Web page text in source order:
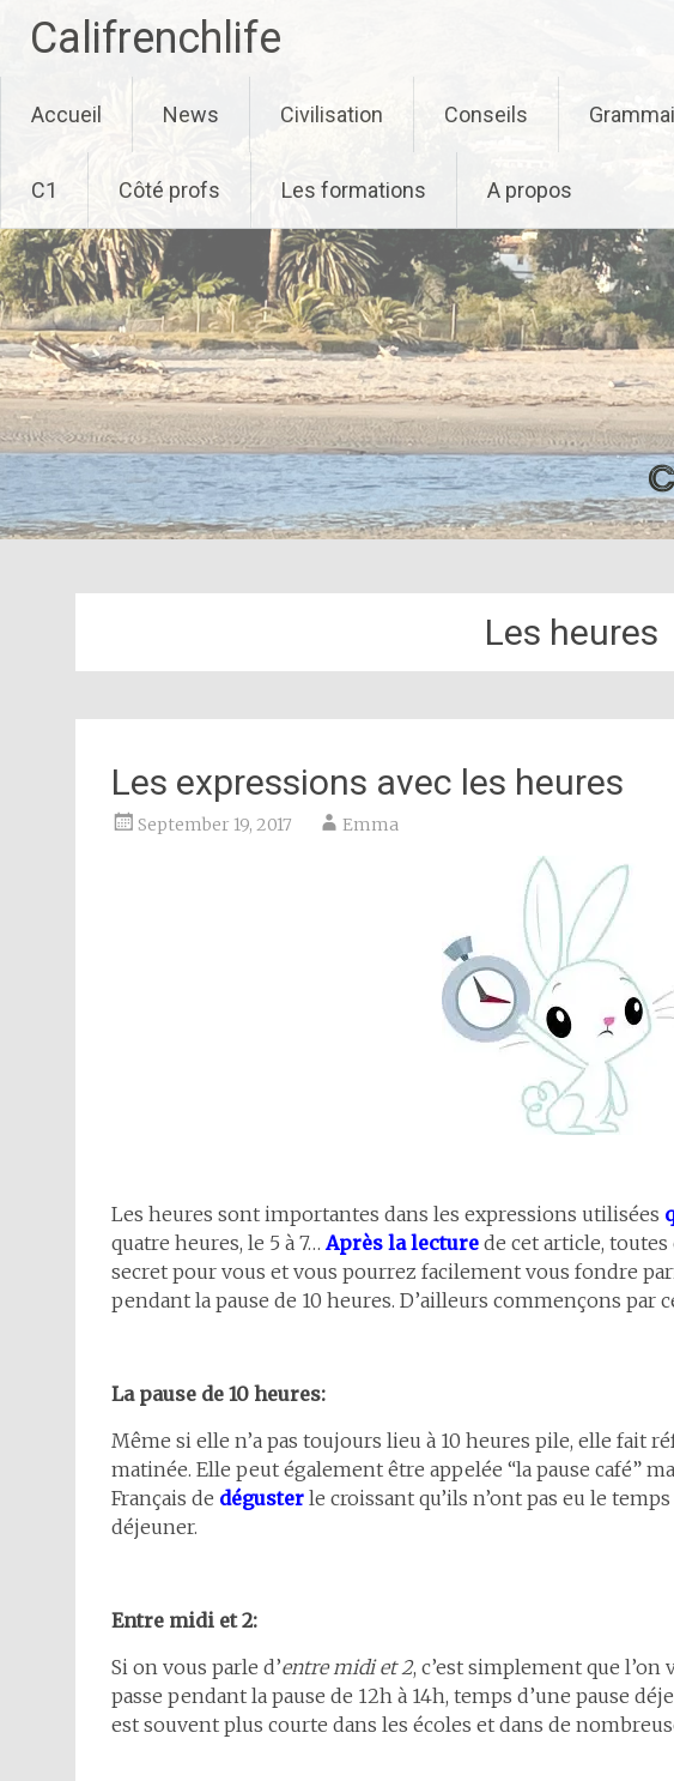
Califrenchlife
to
content
Accueil News Civilisation Conseils
C1 Côté profs Les formations A propos
Les heures
Les expressions avec les heures
September 19, 2017 Emma
Les heures sont importantes dans les expressions utilisées
quatre heures, le 5 à 7…Après la lecture de cet article, toutes
secret pour vous et vous pourrez facilement vous fondre
pendant la pause de 10 heures. D’ailleurs commençons par
La pause de 10 heures:
Même si elle n’a pas toujours lieu à 10 heures pile, elle fait
matinée. Elle peut également être appelée “la pause café”
Français de déguster le croissant qu’ils n’ont pas eu le
déjeuner.
Entre midi et 2:
Si on vous parle d’entre midi et 2, c’est simplement que l’on
passe pendant la pause de 12h à 14h, temps d’une pause
est souvent plus courte dans les écoles et dans de